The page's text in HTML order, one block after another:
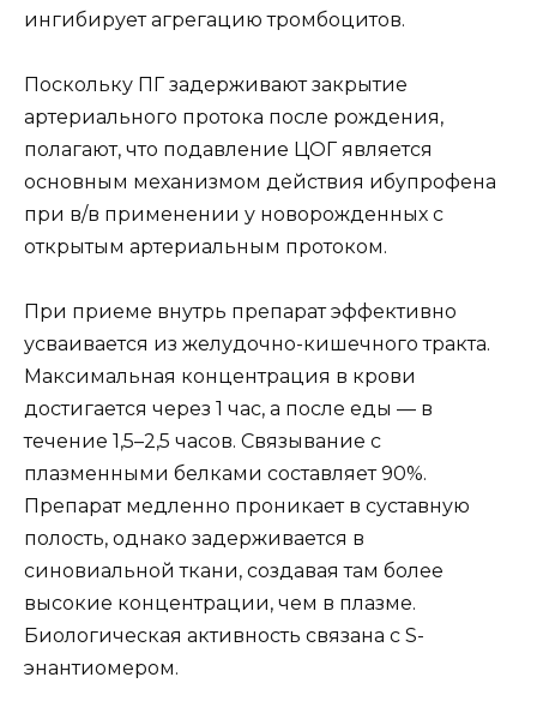
ингибирует агрегацию тромбоцитов.
Поскольку ПГ задерживают закрытие
артериального протока после рождения,
полагают, что подавление ЦОГ является
основным механизмом действия ибупрофена
при в/в применении у новорожденных с
открытым артериальным протоком.
При приеме внутрь препарат эффективно
усваивается из желудочно-кишечного тракта.
Максимальная концентрация в крови
достигается через 1 час, а после еды — в
течение 1,5–2,5 часов. Связывание с
плазменными белками составляет 90%.
Препарат медленно проникает в суставную
полость, однако задерживается в
синовиальной ткани, создавая там более
высокие концентрации, чем в плазме.
Биологическая активность связана с S-
энантиомером.